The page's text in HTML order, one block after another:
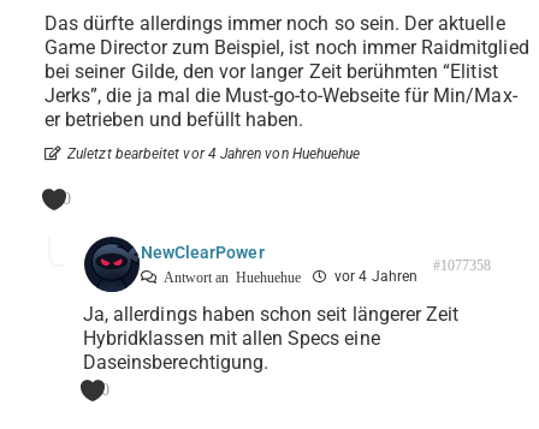
Das dürfte allerdings immer noch so sein. Der aktuelle
Game Director zum Beispiel, ist noch immer Raidmitglied
bei seiner Gilde, den vor langer Zeit berühmten “Elitist
Jerks”, die ja mal die Must-go-to-Webseite für Min/Max-
er betrieben und befüllt haben.
Zuletzt bearbeitet vor 4 Jahren von Huehuehue
0
NewClearPower
Antwort an Huehuehue vor 4 Jahren
#1077358
Ja, allerdings haben schon seit längerer Zeit
Hybridklassen mit allen Specs eine
Daseinsberechtigung.
0